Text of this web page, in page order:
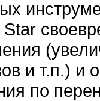
и т.п.) и
по